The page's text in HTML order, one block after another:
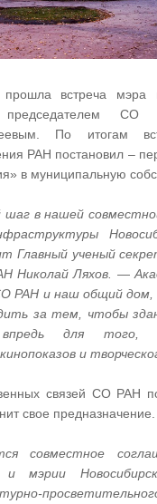
встреча мэра
председателем СО
По итогам
РАН постановил –
в муниципальную
шаг в нашей
Главный ученый
Николай Ляхов. —
РАН и наш общий дом,
за тем, чтобы
впредь для
и
связей СО РАН
свое предназначение.
совместное
мэрии